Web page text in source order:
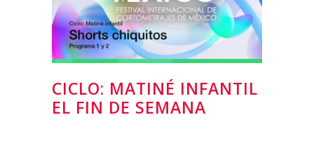
CICLO: MATINÉ INFANTIL
EL FIN DE SEMANA